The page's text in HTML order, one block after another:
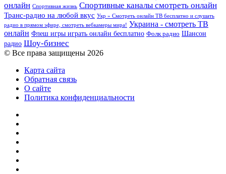
онлайн Спортивная жизнь Спортивные каналы смотреть онлайн
Транс-радио на любой вкус Укр » Смотреть онлайн ТВ бесплатно и слушать
радио в прямом эфире, смотреть вебкамеры мира! Украина - смотреть ТВ
онлайн Флеш игры играть онлайн бесплатно Фолк радио Шансон
радио Шоу-бизнес
© Все права защищены 2026
Карта сайта
Обратная связь
О сайте
Политика конфиденциальности